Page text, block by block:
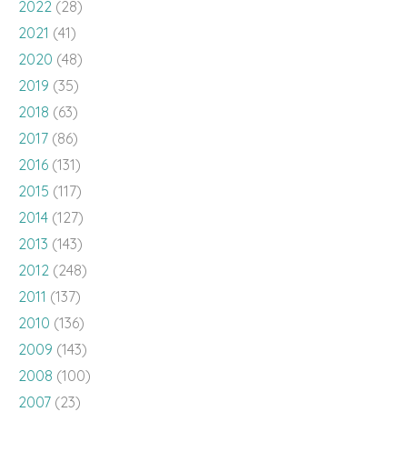
2022 (28)
2021 (41)
2020 (48)
2019 (35)
2018 (63)
2017 (86)
2016 (131)
2015 (117)
2014 (127)
2013 (143)
2012 (248)
2011 (137)
2010 (136)
2009 (143)
2008 (100)
2007 (23)